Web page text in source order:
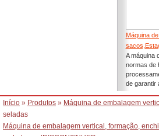
Máquina
A máquina
normas de
de garantir
Início » Produtos » Máquina de embalagem
seladas
Máquina de embalagem vertical, formação,